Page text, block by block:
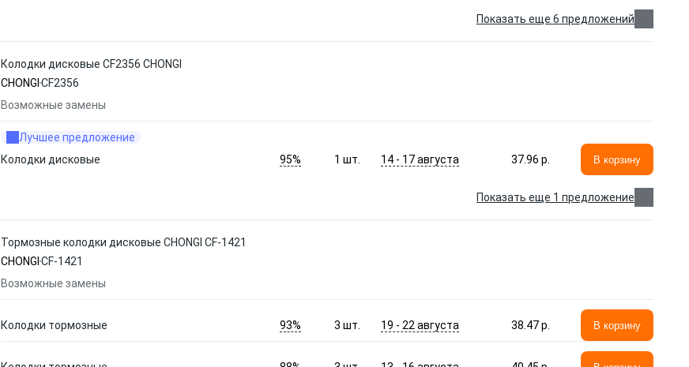
Показать еще 6 предложений
Колодки дисковые CF2356 CHONGI
CHONGI CF2356
Возможные замены
Лучшее предложение
Колодки дисковые
95% 1 шт. 14 - 17 августа 37.96 p. В корзину
Показать еще 1 предложение
Тормозные колодки дисковые CHONGI CF-1421
CHONGI CF-1421
Возможные замены
Колодки тормозные 93% 3 шт. 19 - 22 августа 38.47 p. В корзину